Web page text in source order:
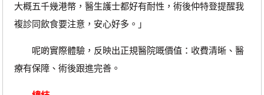
大概五千幾港幣，醫生護士都好有耐性，術後仲特登提醒我
複診同飲食要注意，安心好多。」
呢啲實際體驗，反映出正規醫院嘅價值：收費清晰、醫
療有保障、術後跟進完善。